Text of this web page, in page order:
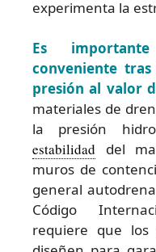
experimenta la
Es
conveniente
presión al valor
materiales de
la presión
estabilidad del
muros de
general
Código
requiere que